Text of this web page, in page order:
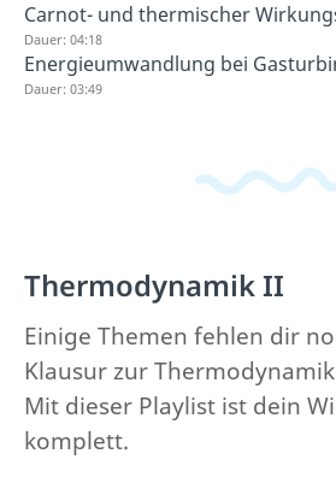
Carnot- und thermischer
Dauer: 04:18
Energieumwandlung bei
Dauer: 03:49
Thermodynamik II
Einige Themen fehlen dir
Klausur zur
Mit dieser Playlist ist dein
komplett.